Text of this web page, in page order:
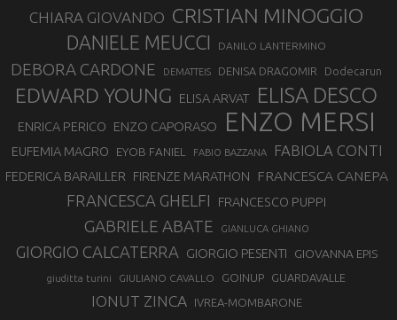
CHIARA GIOVANDO CRISTIAN MINOGGIO
DANIELE MEUCCI DANILO LANTERMINO
DEBORA CARDONE DEMATTEIS DENISA DRAGOMIR Dodecarun
EDWARD YOUNG ELISA ARVAT ELISA DESCO
ENRICA PERICO ENZO CAPORASO ENZO MERSI
EUFEMIA MAGRO EYOB FANIEL FABIO BAZZANA FABIOLA CONTI
FEDERICA BARAILLER FIRENZE MARATHON FRANCESCA CANEPA
FRANCESCA GHELFI FRANCESCO PUPPI
GABRIELE ABATE GIANLUCA GHIANO
GIORGIO CALCATERRA GIORGIO PESENTI GIOVANNA EPIS
giuditta turini GIULIANO CAVALLO GOINUP GUARDAVALLE
IONUT ZINCA IVREA-MOMBARONE